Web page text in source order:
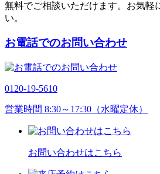
無料でご相談いただけます。お気軽
い。
お電話でのお問い合わせ
0120-19-5610
営業時間 8:30～17:30（水曜定休）
お問い合わせはこちら